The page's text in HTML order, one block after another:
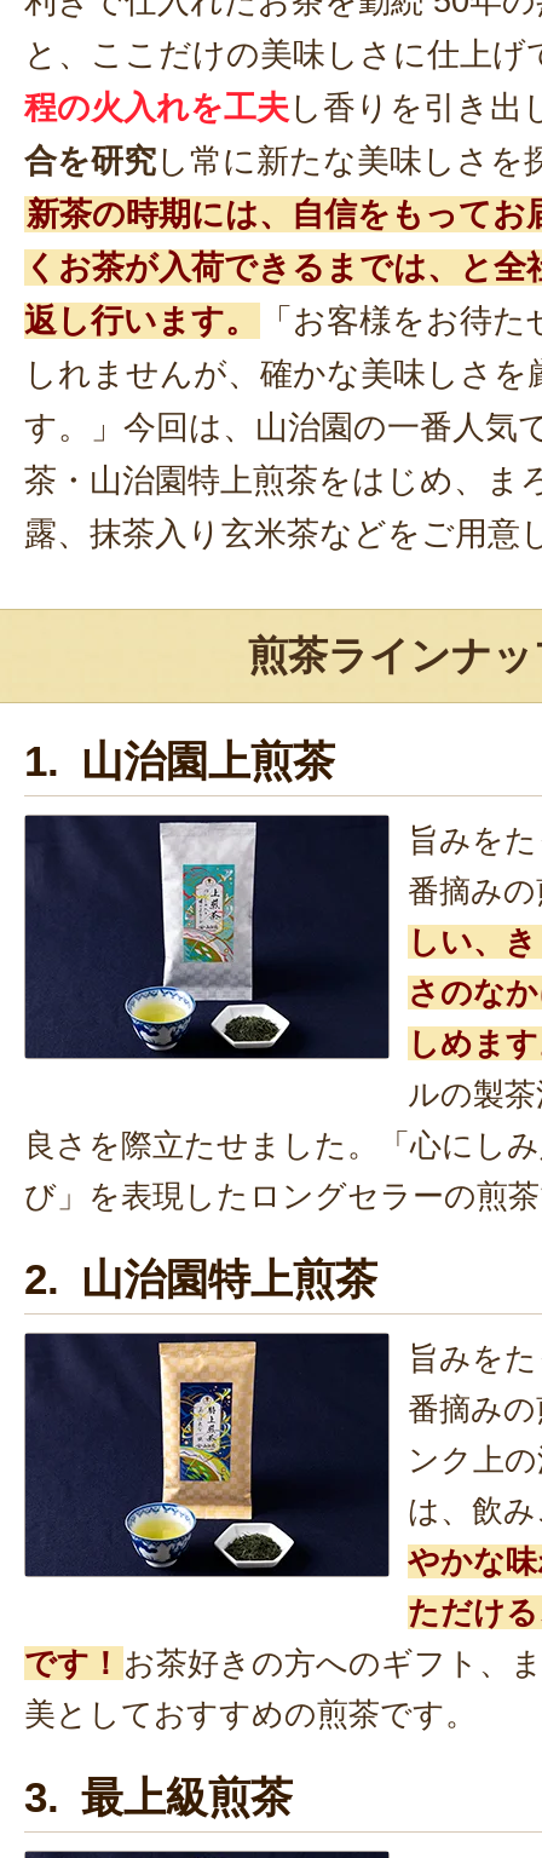
と、ここだけの美味しさに仕上げ
程の火入れを工夫 し香りを引き出
合を研究し常に新たな美味しさを
新茶の時期には、自信をもってお
くお茶が入荷できるまでは、と全
返し行います。
「お客様をお待
しれませんが、確かな美味しさを
す。」今回は、山治園の一番人気
茶・山治園特上煎茶をはじめ、ま
露、抹茶入り玄米茶などをご用意
煎茶ラインナ
1. 山治園上煎茶
旨みを
番摘み
しい、
さのな
しめま
ルの製
良さを際立たせました。「心にし
び」を表現したロングセラーの煎
2. 山治園特上煎茶
旨みを
番摘み
ンク上
は、飲
やかな
ただけ
です！ お茶好きの方へのギフト、
美としておすすめの煎茶です。
3. 最上級煎茶